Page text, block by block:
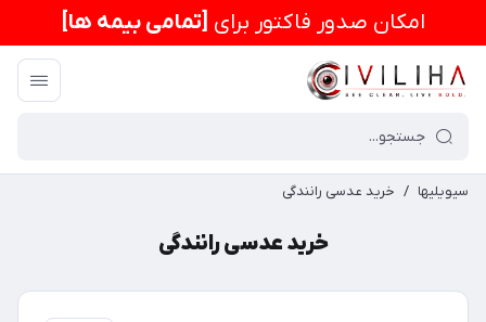
امكان صدور فاکتور برای [تمامی بیمه ها]
سیویلیها / خرید عدسی رانندگی
خرید عدسی رانندگی